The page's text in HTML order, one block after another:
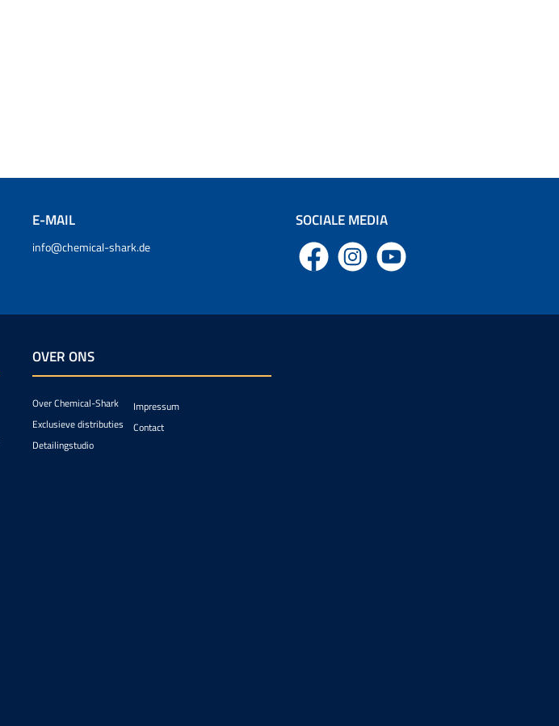
E-MAIL
info@chemical-shark.de
SOCIALE MEDIA
Facebook Instagram YouTube
OVER ONS
Over Chemical-Shark
Exclusieve distributies
Detailingstudio
Impressum
Contact